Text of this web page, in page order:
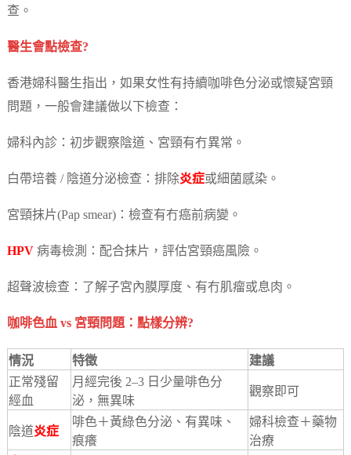
查。
醫生會點檢查?
香港婦科醫生指出，如果女性有持續咖啡色分泌或懷疑宮頸
問題，一般會建議做以下檢查：
婦科內診：初步觀察陰道、宮頸有冇異常。
白帶培養 / 陰道分泌檢查：排除炎症或細菌感染。
宮頸抹片(Pap smear)：檢查有冇癌前病變。
HPV病毒檢測：配合抹片，評估宮頸癌風險。
超聲波檢查：了解子宮內膜厚度、有冇肌瘤或息肉。
咖啡色血 vs 宮頸問題：點樣分辨?
情況 特徵
建議
正常殘留
經血
月經完後 2–3 日少量啡色分
泌，無異味
觀察即可
陰道炎症
啡色＋黃綠色分泌、有異味、
痕癢
婦科檢查＋藥物
治療